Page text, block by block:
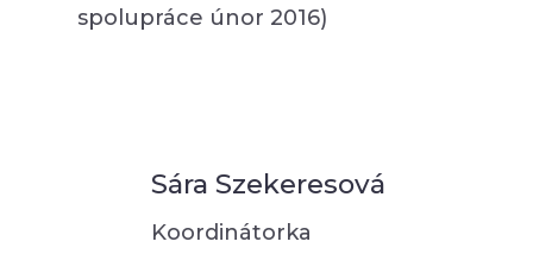
spolupráce únor 2016)
Sára Szekeresová
Koordinátorka